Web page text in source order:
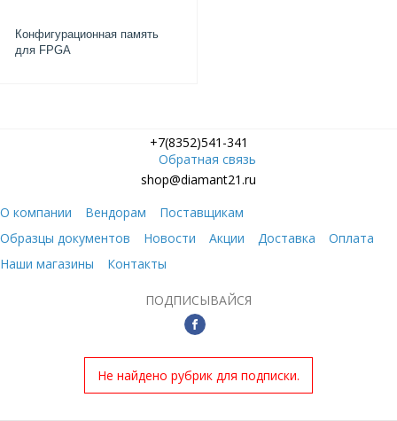
Конфигурационная память
для FPGA
+7(8352)541-341
Обратная связь
shop@diamant21.ru
О компании
Вендорам
Поставщикам
Образцы документов
Новости Акции Доставка
Оплата
Наши магазины
Контакты
ПОДПИСЫВАЙСЯ
Не найдено рубрик для подписки.